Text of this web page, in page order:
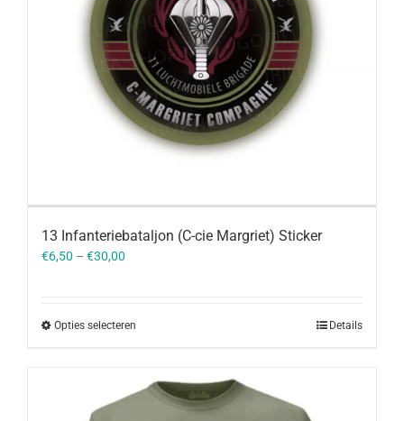
13 Infanteriebataljon (C-cie Margriet) Sticker
€6,50 – €30,00
Opties selecteren Details